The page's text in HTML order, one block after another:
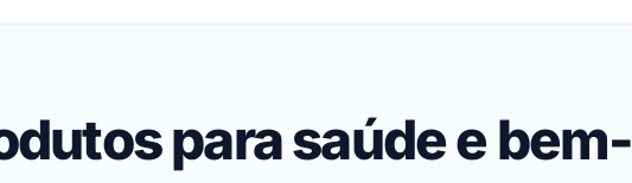
para saúde e bem-